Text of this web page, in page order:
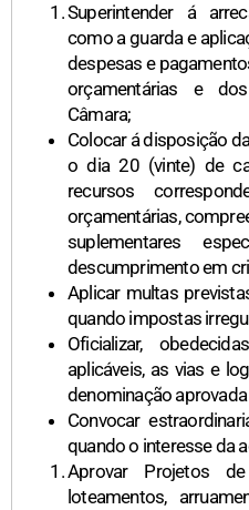
Superintender á
como a guarda e
despesas e
orçamentárias e
Câmara;
Colocar á disposição
o dia 20 (vinte) de
recursos
orçamentárias,
suplementares
descumprimento em
Aplicar multas
quando impostas
Oficializar,
aplicáveis, as vias e
denominação
Convocar
quando o interesse da
Aprovar Projetos
loteamentos,